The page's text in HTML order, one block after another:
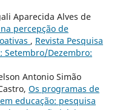
Aparecida Alves de
percepção de
, Revista Pesquisa
Setembro/Dezembro:
Antonio Simão
Os programas de
educação: pesquisa